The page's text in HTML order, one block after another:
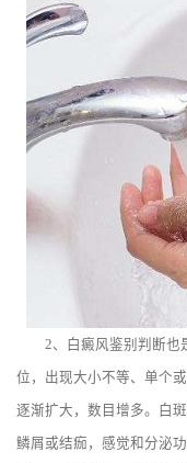
2、白癜风鉴别判断也
位，出现大小不等、单个
逐渐扩大，数目增多。白
鳞屑或结痂，感觉和分泌